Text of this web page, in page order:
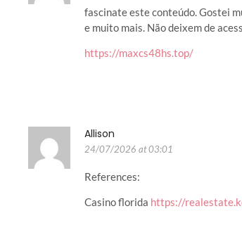
fascinate este conteúdo. Gostei
e muito mais. Não deixem de
https://maxcs48hs.top/
Allison
24/07/2026 at 03:01
References:
Casino florida https://